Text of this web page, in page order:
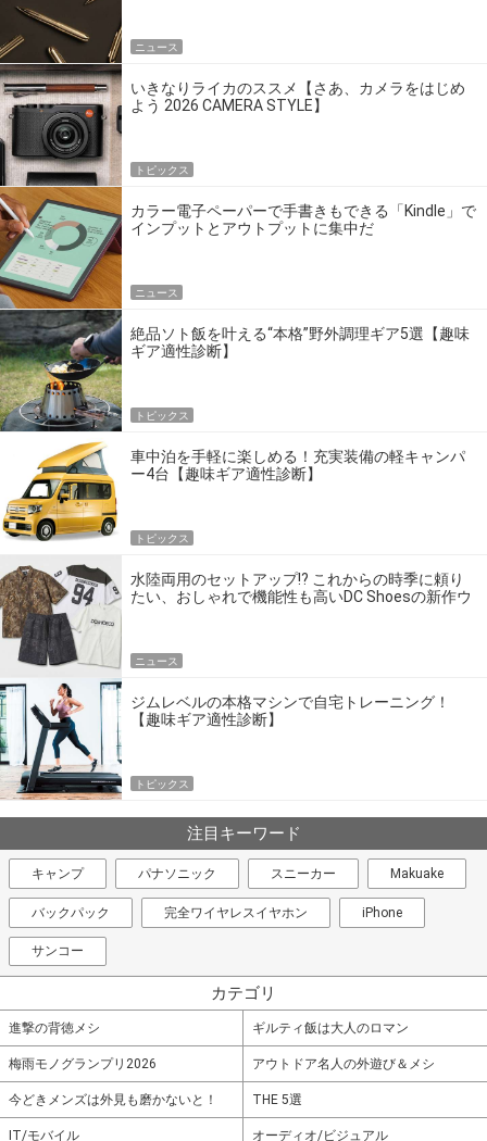
ニュース
いきなりライカのススメ【さあ、カメラをはじめ
よう 2026 CAMERA STYLE】
トピックス
カラー電子ペーパーで手書きもできる「Kindle」で
インプットとアウトプットに集中だ
ニュース
絶品ソト飯を叶える“本格”野外調理ギア5選【趣味
ギア適性診断】
トピックス
車中泊を手軽に楽しめる！充実装備の軽キャンパ
ー4台【趣味ギア適性診断】
トピックス
水陸両用のセットアップ!? これからの時季に頼り
たい、おしゃれで機能性も高いDC Shoesの新作ウ
ニュース
ジムレベルの本格マシンで自宅トレーニング！
【趣味ギア適性診断】
トピックス
注目キーワード
キャンプ パナソニック スニーカー Makuake
バックパック 完全ワイヤレスイヤホン iPhone
サンコー
カテゴリ
進撃の背徳メシ ギルティ飯は大人のロマン
梅雨モノグランプリ2026 アウトドア名人の外遊び＆メシ
今どきメンズは外見も磨かないと！ THE 5選
IT/モバイル オーディオ/ビジュアル